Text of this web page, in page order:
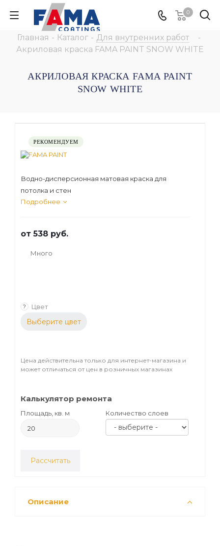
0
Главная - Каталог - Для внутренних работ
-
Акриловая краска FAMA PAINT SNOW WHITE
АКРИЛОВАЯ КРАСКА FAMA PAINT
SNOW WHITE
РЕКОМЕНДУЕМ
Водно-дисперсионная матовая краска для
потолка и стен
Подробнее
от538 руб.
Много
? Цвет
Выберите цвет
Цена действительна только для интернет-магазина и
может отличаться от цен в розничных магазинах
Калькулятор ремонта
Площадь, кв. м Количество слоев
Рассчитать
Описание